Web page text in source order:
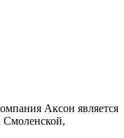
Аксон является
Смоленской,